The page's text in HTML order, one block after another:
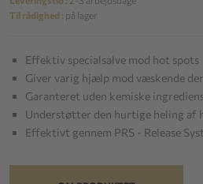
Til rådighed : på lager
Effektiv specialsalve mod hot spots
Giver varig hjælp mod væskende
Garanteret uden kemiske
Understøtter den hurtige heling af
Effektivt gennem PRS - Release